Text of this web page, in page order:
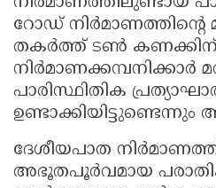
റോഡ്
തകർത്ത് ടൺ കണക്കിന്
നിർമാണക്കമ്പനിക്കാർ
പാരിസ്ഥിതിക
ദേശീയപാത
അഭൂതപൂർവമായ